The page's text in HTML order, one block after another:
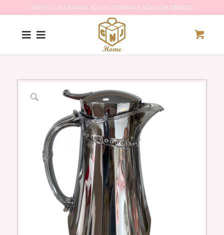
FRETE GRÁTIS PARA SC NAS COMPRAS ACIMA DE R$500,00